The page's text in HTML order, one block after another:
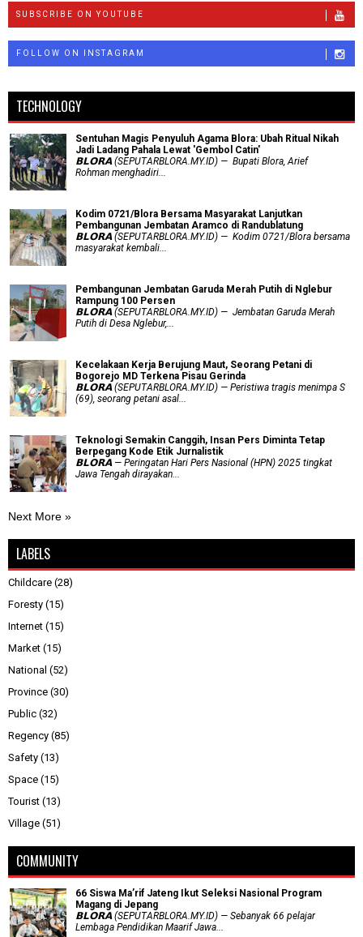
SUBSCRIBE ON YOUTUBE
FOLLOW ON INSTAGRAM
TECHNOLOGY
Sentuhan Magis Penyuluh Agama Blora: Ubah Ritual Nikah
Jadi Ladang Pahala Lewat 'Gembol Catin'
𝗕𝗟𝗢𝗥𝗔 (SEPUTARBLORA.MY.ID) — Bupati Blora, Arief
Rohman menghadiri...
Kodim 0721/Blora Bersama Masyarakat Lanjutkan
Pembangunan Jembatan Aramco di Randublatung
𝗕𝗟𝗢𝗥𝗔 (SEPUTARBLORA.MY.ID) — Kodim 0721/Blora bersama
masyarakat kembali...
Pembangunan Jembatan Garuda Merah Putih di Nglebur
Rampung 100 Persen
𝗕𝗟𝗢𝗥𝗔 (SEPUTARBLORA.MY.ID) — Jembatan Garuda Merah
Putih di Desa Nglebur,...
Kecelakaan Kerja Berujung Maut, Seorang Petani di
Bogorejo MD Terkena Pisau Gerinda
𝗕𝗟𝗢𝗥𝗔 (SEPUTARBLORA.MY.ID) — Peristiwa tragis menimpa S
(69), seorang petani asal...
Teknologi Semakin Canggih, Insan Pers Diminta Tetap
Berpegang Kode Etik Jurnalistik
𝗕𝗟𝗢𝗥𝗔 — Peringatan Hari Pers Nasional (HPN) 2025 tingkat
Jawa Tengah dirayakan...
Next More »
LABELS
Childcare (28)
Foresty (15)
Internet (15)
Market (15)
National (52)
Province (30)
Public (32)
Regency (85)
Safety (13)
Space (15)
Tourist (13)
Village (51)
COMMUNITY
66 Siswa Ma’rif Jateng Ikut Seleksi Nasional Program
Magang di Jepang
𝗕𝗟𝗢𝗥𝗔 (SEPUTARBLORA.MY.ID) — Sebanyak 66 pelajar
Lembaga Pendidikan Maarif Jawa...